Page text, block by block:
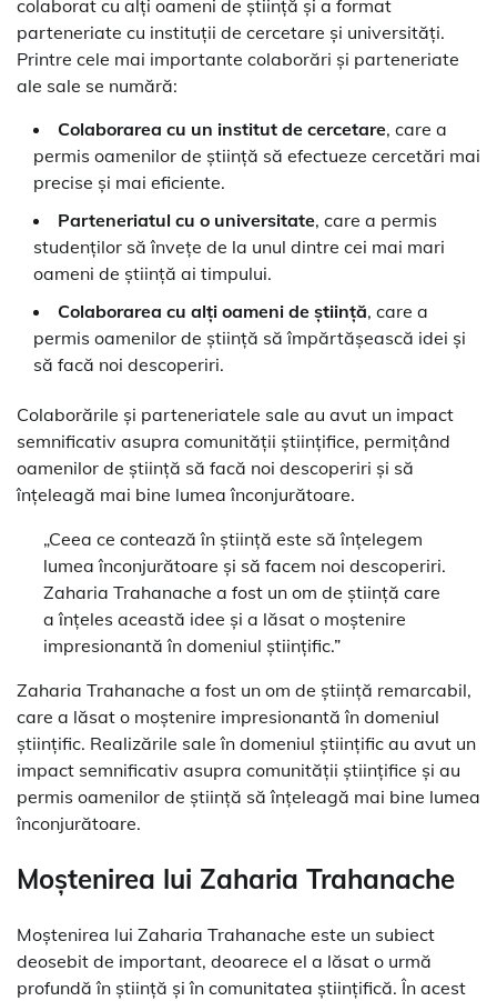
colaborat cu alți oameni de știință și a format
parteneriate cu instituții de cercetare și universități.
Printre cele mai importante colaborări și parteneriate
ale sale se numără:
Colaborarea cu un institut de cercetare, care a
permis oamenilor de știință să efectueze cercetări mai
precise și mai eficiente.
Parteneriatul cu o universitate, care a permis
studenților să învețe de la unul dintre cei mai mari
oameni de știință ai timpului.
Colaborarea cu alți oameni de știință, care a
permis oamenilor de știință să împărtășească idei și
să facă noi descoperiri.
Colaborările și parteneriatele sale au avut un impact
semnificativ asupra comunității științifice, permițând
oamenilor de știință să facă noi descoperiri și să
înțeleagă mai bine lumea înconjurătoare.
„Ceea ce contează în știință este să înțelegem
lumea înconjurătoare și să facem noi descoperiri.
Zaharia Trahanache a fost un om de știință care
a înțeles această idee și a lăsat o moștenire
impresionantă în domeniul științific.”
Zaharia Trahanache a fost un om de știință remarcabil,
care a lăsat o moștenire impresionantă în domeniul
științific. Realizările sale în domeniul științific au avut un
impact semnificativ asupra comunității științifice și au
permis oamenilor de știință să înțeleagă mai bine lumea
înconjurătoare.
Moștenirea lui Zaharia Trahanache
Moștenirea lui Zaharia Trahanache este un subiect
deosebit de important, deoarece el a lăsat o urmă
profundă în știință și în comunitatea științifică. În acest